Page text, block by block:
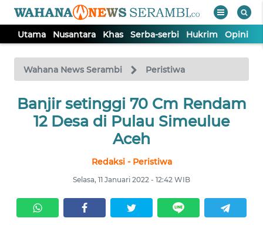
Utama Nusantara Khas Serba-serbi Hukrim Opini
Wahana News Serambi Peristiwa
Banjir setinggi 70 Cm Rendam
12 Desa di Pulau Simeulue
Aceh
Redaksi - Peristiwa
Selasa, 11 Januari 2022 - 12:42 WIB
TV
Tutup
UTAMA
SERBA-
SERBI